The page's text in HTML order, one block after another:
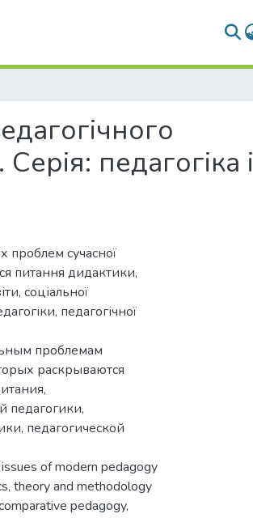
педагогіка і
проблем сучасної
питання дидактики,
соціальної
педагогічної
проблемам
раскрываются
педагогики,
педагогической
of modern pedagogy
theory and methodology
pedagogy,